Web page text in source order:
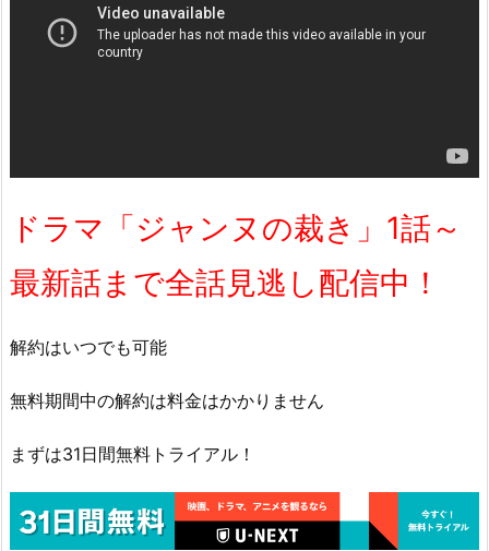
ドラマ「ジャンヌの裁き」1話～
最新話まで全話見逃し配信中！
解約はいつでも可能
無料期間中の解約は料金はかかりません
まずは31日間無料トライアル！